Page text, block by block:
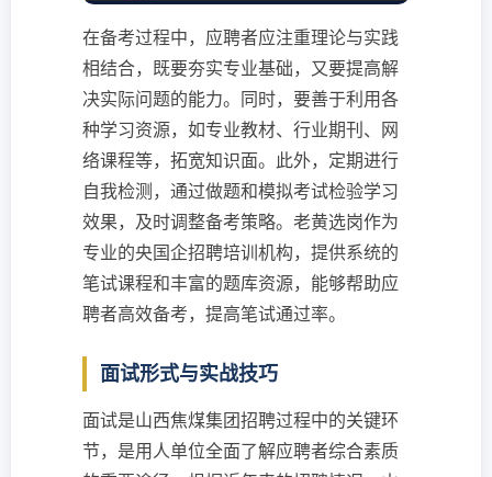
在备考过程中，应聘者应注重理论与实践
相结合，既要夯实专业基础，又要提高解
决实际问题的能力。同时，要善于利用各
种学习资源，如专业教材、行业期刊、网
络课程等，拓宽知识面。此外，定期进行
自我检测，通过做题和模拟考试检验学习
效果，及时调整备考策略。老黄选岗作为
专业的央国企招聘培训机构，提供系统的
笔试课程和丰富的题库资源，能够帮助应
聘者高效备考，提高笔试通过率。
面试形式与实战技巧
面试是山西焦煤集团招聘过程中的关键环
节，是用人单位全面了解应聘者综合素质